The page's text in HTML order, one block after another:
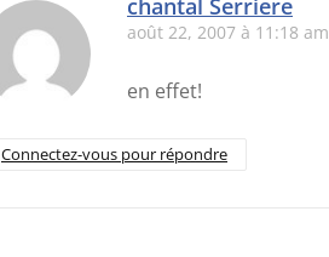
chantal Serriere
août 22, 2007 à 11:18 am
en effet!
Connectez-vous pour répondre